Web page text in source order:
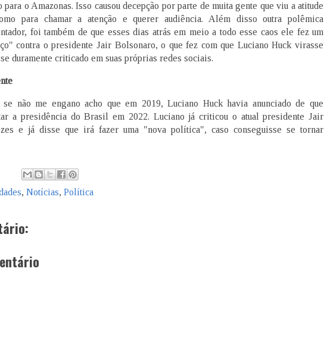
o Amazonas. Isso causou decepção por parte de muita gente que viu a atitude
para chamar a atenção e querer audiência. Além disso outra polêmica
foi também de que esses dias atrás em meio a todo esse caos ele fez um
contra o presidente Jair Bolsonaro, o que fez com que Luciano Huck virasse
duramente criticado em suas próprias redes sociais.
não me engano acho que em 2019, Luciano Huck havia anunciado de que
a presidência do Brasil em 2022. Luciano já criticou o atual presidente Jair
e já disse que irá fazer uma "nova política", caso conseguisse se tornar
, Notícias, Política